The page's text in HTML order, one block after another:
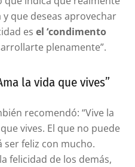
que deseas aprovechar
es el ‘condimento
plenamente”.
la vida que vives”
recomendó: “Vive la
vives. El que no puede
ser feliz con mucho.
felicidad de los demás,